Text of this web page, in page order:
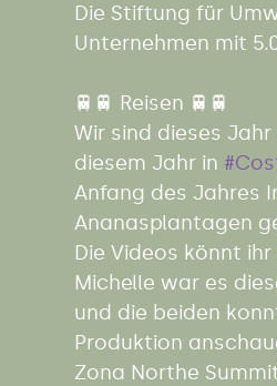
Die Stiftung für
Unternehmen mit
🚆🚆 Reisen 🚆🚆
Wir sind dieses
diesem Jahr in
Anfang des Jahres
Ananasplantagen
Die Videos könnt
Michelle war es
und die beiden
Produktion
Zona Northe